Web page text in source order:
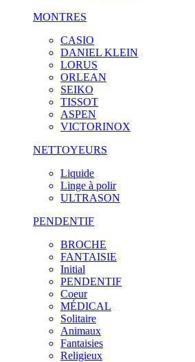
MONTRES
CASIO
DANIEL KLEIN
LORUS
ORLEAN
SEIKO
TISSOT
ASPEN
VICTORINOX
NETTOYEURS
Liquide
Linge à polir
ULTRASON
PENDENTIF
BROCHE
FANTAISIE
Initial
PENDENTIF
Coeur
MÉDICAL
Solitaire
Animaux
Fantaisies
Religieux